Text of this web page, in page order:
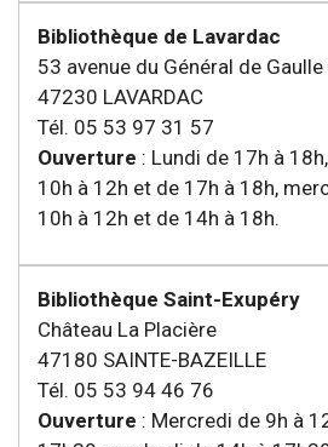
Bibliothèque de Lavardac
53 avenue du Général de Gaulle
47230 LAVARDAC
Tél. 05 53 97 31 57
Ouverture : Lundi de 17h à
10h à 12h et de 17h à 18h,
10h à 12h et de 14h à 18h.
Bibliothèque Saint-Exupéry
Château La Placière
47180 SAINTE-BAZEILLE
Tél. 05 53 94 46 76
Ouverture : Mercredi de 9h à